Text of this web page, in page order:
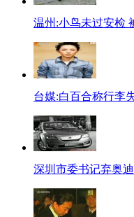
温州:小鸟未过安检
台媒:白百合称行李
深圳市委书记弃奥